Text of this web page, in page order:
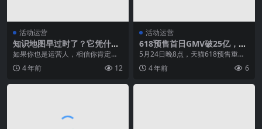
活动运营
知识地图早过时了？它凭什么
又火了？
如果你也是运营人，相信你肯定看
过不少知识地图。这些地图早已不
是新鲜玩意了，但想要...
4 年前 12
活动运营
618预售首日GMV破25亿，淘
宝直播+私域就该这么玩
5月24日晚8点，天猫618预售重磅
开启。一场品牌主、带货主播、消
费者三方共赢的...
4 年前 6